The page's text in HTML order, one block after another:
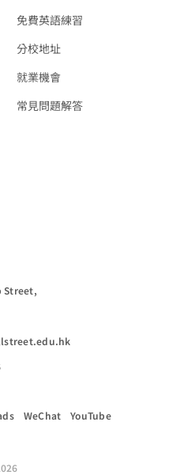
免費英語練習
分校地址
就業機會
常見問題解答
Street,
WeChat
YouTube